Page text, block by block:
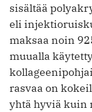
sisältää
eli
maksaa noin
muualla
rasvaa on
yhtä hyviä kuin